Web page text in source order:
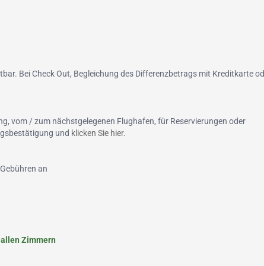
Bei Check Out, Begleichung des Differenzbetrags mit Kreditkarte
vom / zum nächstgelegenen Flughafen, für Reservierungen oder
und klicken Sie hier.
an
Zimmern